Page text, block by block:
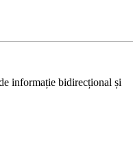
informație bidirecțional și